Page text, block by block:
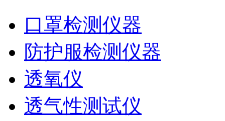
口罩检测仪器
防护服检测仪器
透氧仪
透气性测试仪